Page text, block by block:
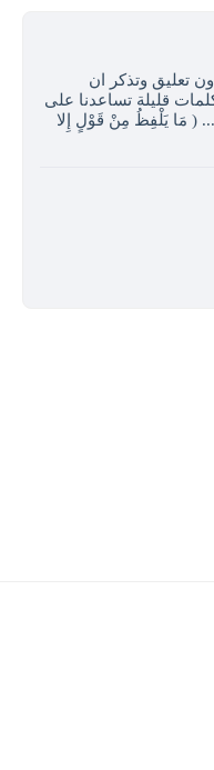
تعليق وتذكر ان
قليلة تساعدنا على
( مَا يَلْفِظُ مِنْ قَوْلٍ إِلا